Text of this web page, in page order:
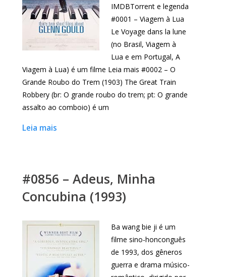
IMDBTorrent e legenda
#0001 – Viagem à Lua
Le Voyage dans la lune
(no Brasil, Viagem à
Lua e em Portugal, A
Viagem à Lua) é um filme Leia mais #0002 – O
Grande Roubo do Trem (1903) The Great Train
Robbery (br: O grande roubo do trem; pt: O grande
assalto ao comboio) é um
Leia mais
#0856 – Adeus, Minha
Concubina (1993)
Ba wang bie ji é um
filme sino-honconguês
de 1993, dos gêneros
guerra e drama músico-